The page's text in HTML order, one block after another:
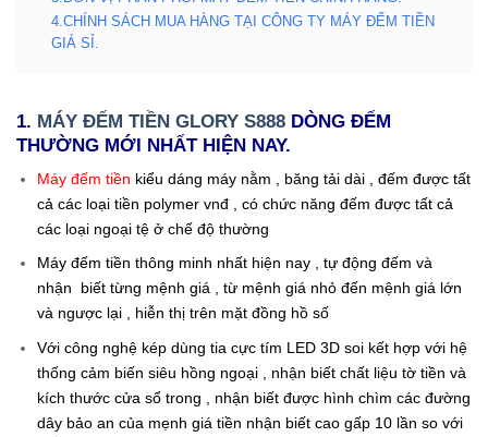
4.CHÍNH SÁCH MUA HÀNG TẠI CÔNG TY MÁY ĐẾM TIỀN
GIÁ SỈ.
1. MÁY ĐẾM TIỀN GLORY S888 DÒNG ĐẾM
THƯỜNG MỚI NHẤT HIỆN NAY.
Máy đếm tiền kiểu dáng máy nằm , băng tải dài , đếm được tất
cả các loại tiền polymer vnđ , có chức năng đếm được tất cả
các loại ngoại tệ ở chế độ thường
Máy đếm tiền thông minh nhất hiện nay , tự động đếm và
nhận biết từng mệnh giá , từ mệnh giá nhỏ đến mệnh giá lớn
và ngược lại , hiễn thị trên mặt đồng hồ số
Với công nghệ kép dùng tia cực tím LED 3D soi kết hợp với hệ
thống cảm biến siêu hồng ngoại , nhận biết chất liệu tờ tiền và
kích thước cửa sổ trong , nhận biết được hình chìm các đường
dây bảo an của mẹnh giá tiền nhận biết cao gấp 10 lần so với